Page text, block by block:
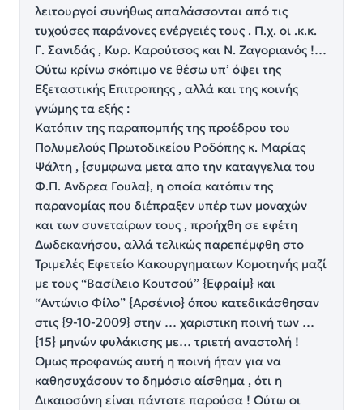
λειτουργοί συνήθως απαλάσσονται από τις
τυχούσες παράνονες ενέργειές τους . Π.χ. οι .κ.κ.
Γ. Σανιδάς , Κυρ. Καρούτσος και Ν. Ζαγοριανός !…
Ούτω κρίνω σκόπιμο νε θέσω υπ’ όψει της
Εξεταστικής Επιτροπηςς , αλλά και της κοινής
γνώμης τα εξής :
Κατόπιν της παραπομπής της προέδρου του
Πολυμελούς Πρωτοδικείου Ροδόπης κ. Μαρίας
Ψάλτη , {συμφωνα μετα απο την καταγγελια του
Φ.Π. Ανδρεα Γουλα}, η οποία κατόπιν της
παρανομίας που διέπραξεν υπέρ των μοναχών
και των συνεταίρων τους , προήχθη σε εφέτη
Δωδεκανήσου, αλλά τελικώς παρεπέμφθη στο
Τριμελές Εφετείο Κακουργηματων Κομοτηνής μαζί
με τους “Βασίλειο Κουτσού” {Εφραίμ} και
“Αντώνιο Φίλο” {Αρσένιο} όπου κατεδικάσθησαν
στις {9-10-2009} στην … χαριστικη ποινή των …
{15} μηνών φυλάκισης με… τριετή αναστολή !
Ομως προφανώς αυτή η ποινή ήταν για να
καθησυχάσουν το δημόσιο αίσθημα , ότι η
Δικαιοσύνη είναι πάντοτε παρούσα ! Ούτω οι